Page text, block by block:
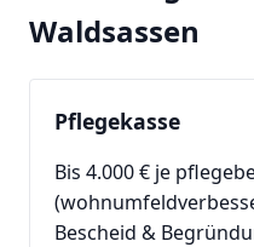
Waldsassen
Pflegekasse
Bis 4.000 € je
Bescheid &